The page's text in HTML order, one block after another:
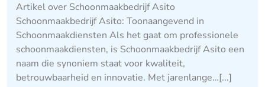
Artikel over Schoonmaakbedrijf Asito
Schoonmaakbedrijf Asito: Toonaangevend in
Schoonmaakdiensten Als het gaat om professionele
schoonmaakdiensten, is Schoonmaakbedrijf Asito een
naam die synoniem staat voor kwaliteit,
betrouwbaarheid en innovatie. Met jarenlange…[...]